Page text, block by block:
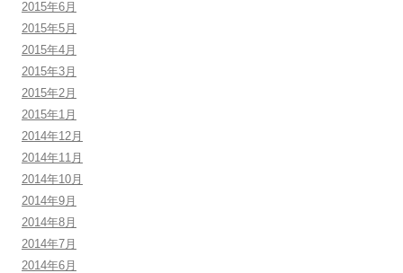
2015年6月
2015年5月
2015年4月
2015年3月
2015年2月
2015年1月
2014年12月
2014年11月
2014年10月
2014年9月
2014年8月
2014年7月
2014年6月